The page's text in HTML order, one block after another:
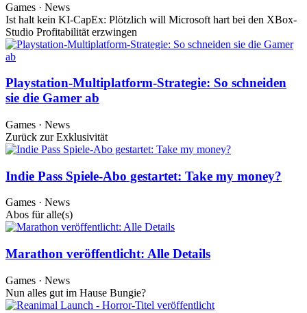
Games · News
Ist halt kein KI-CapEx: Plötzlich will Microsoft hart bei den XBox-
Studio Profitabilität erzwingen
Playstation-Multiplatform-Strategie: So schneiden
sie die Gamer ab
Games · News
Zurück zur Exklusivität
Indie Pass Spiele-Abo gestartet: Take my money?
Games · News
Abos für alle(s)
Marathon veröffentlicht: Alle Details
Games · News
Nun alles gut im Hause Bungie?